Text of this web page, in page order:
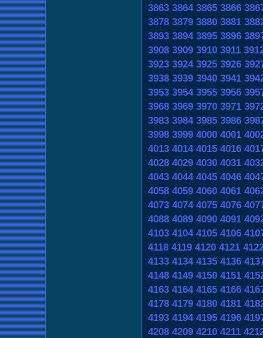
3863 3864 3865 3866
3878 3879 3880 3881
3893 3894 3895 3896
3908 3909 3910 3911
3923 3924 3925 3926
3938 3939 3940 3941
3953 3954 3955 3956
3968 3969 3970 3971
3983 3984 3985 3986
3998 3999 4000 4001
4013 4014 4015 4016
4028 4029 4030 4031
4043 4044 4045 4046
4058 4059 4060 4061
4073 4074 4075 4076
4088 4089 4090 4091
4103 4104 4105 4106
4118 4119 4120 4121
4133 4134 4135 4136
4148 4149 4150 4151
4163 4164 4165 4166
4178 4179 4180 4181
4193 4194 4195 4196
4208 4209 4210 4211